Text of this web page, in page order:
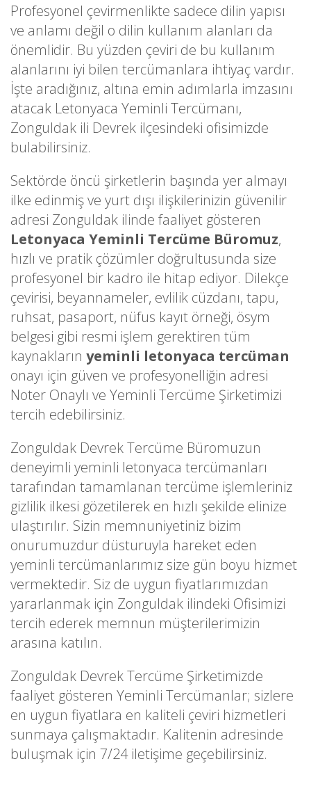
Profesyonel çevirmenlikte sadece dilin yapısı
ve anlamı değil o dilin kullanım alanları da
önemlidir. Bu yüzden çeviri de bu kullanım
alanlarını iyi bilen tercümanlara ihtiyaç vardır.
İşte aradığınız, altına emin adımlarla imzasını
atacak Letonyaca Yeminli Tercümanı,
Zonguldak ili Devrek ilçesindeki ofisimizde
bulabilirsiniz.
Sektörde öncü şirketlerin başında yer almayı
ilke edinmiş ve yurt dışı ilişkilerinizin güvenilir
adresi Zonguldak ilinde faaliyet gösteren
Letonyaca Yeminli Tercüme Büromuz,
hızlı ve pratik çözümler doğrultusunda size
profesyonel bir kadro ile hitap ediyor. Dilekçe
çevirisi, beyannameler, evlilik cüzdanı, tapu,
ruhsat, pasaport, nüfus kayıt örneği, ösym
belgesi gibi resmi işlem gerektiren tüm
kaynakların yeminli letonyaca tercüman
onayı için güven ve profesyonelliğin adresi
Noter Onaylı ve Yeminli Tercüme Şirketimizi
tercih edebilirsiniz.
Zonguldak Devrek Tercüme Büromuzun
deneyimli yeminli letonyaca tercümanları
tarafından tamamlanan tercüme işlemleriniz
gizlilik ilkesi gözetilerek en hızlı şekilde elinize
ulaştırılır. Sizin memnuniyetiniz bizim
onurumuzdur düsturuyla hareket eden
yeminli tercümanlarımız size gün boyu hizmet
vermektedir. Siz de uygun fiyatlarımızdan
yararlanmak için Zonguldak ilindeki Ofisimizi
tercih ederek memnun müşterilerimizin
arasına katılın.
Zonguldak Devrek Tercüme Şirketimizde
faaliyet gösteren Yeminli Tercümanlar; sizlere
en uygun fiyatlara en kaliteli çeviri hizmetleri
sunmaya çalışmaktadır. Kalitenin adresinde
buluşmak için 7/24 iletişime geçebilirsiniz.